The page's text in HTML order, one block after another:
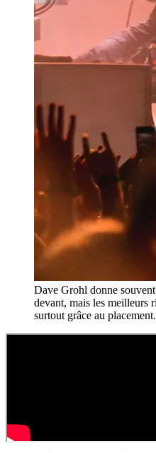
Dave Grohl donne
devant, mais les meilleurs
surtout grâce au placement.